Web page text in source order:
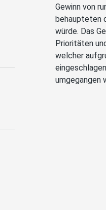
Gewinn von
behaupteten
würde. Das
Prioritäten
welcher
umgegangen